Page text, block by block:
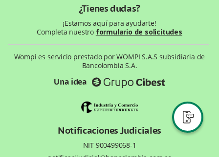
Preguntas frecuentes¿Tienes dudas?
¡Estamos aquí para ayudarte!
Completa nuestro formulario de solicitudes
Wompi es servicio prestado por WOMPI S.A.S subsidiaria de
Bancolombia S.A.
Una idea
Notificaciones Judiciales
NIT 900499068-1